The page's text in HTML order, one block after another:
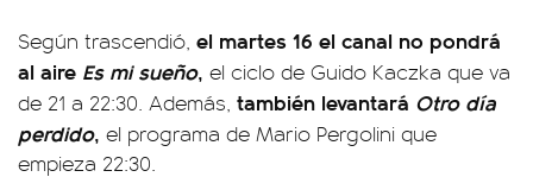
Según trascendió, el martes 16 el canal no pondrá
al aire Es mi sueño, el ciclo de Guido Kaczka que va
de 21 a 22:30. Además, también levantará Otro día
perdido, el programa de Mario Pergolini que
empieza 22:30.